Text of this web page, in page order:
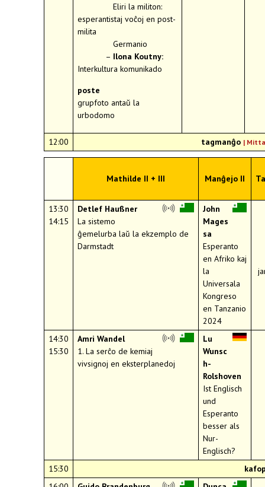
Eliri la militon:
esperantistaj voĉoj en post-
milita
Germanio
– Ilona Koutny:
Interkultura komunikado
poste
grupfoto antaŭ la
urbodomo
12:00 tagmanĝo |
Mathilde II + III Manĝejo II
13:30
14:15
Detlef Haußner
La sistemo
ĝemelurba laŭ la ekzemplo de
Darmstadt
John
Mages
sa
Esperanto
en Afriko kaj
la
Universala
Kongreso
en Tanzanio
2024
14:30
15:30
Amri Wandel
1. La serĉo de kemiaj
vivsignoj en eksterplanedoj
Lu
Wunsc
h-
Rolshoven
Ist Englisch
und
Esperanto
besser als
Nur-
Englisch?
15:30